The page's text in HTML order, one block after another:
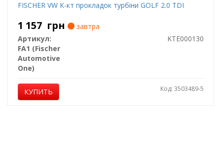
FISCHER VW К-кт прокладок турбіни GOLF 2.0 TDI
1 157 грн
завтра
Артикул:
KTE000130
FA1 (Fischer
Automotive
One)
КУПИТЬ Код: 3503489-5